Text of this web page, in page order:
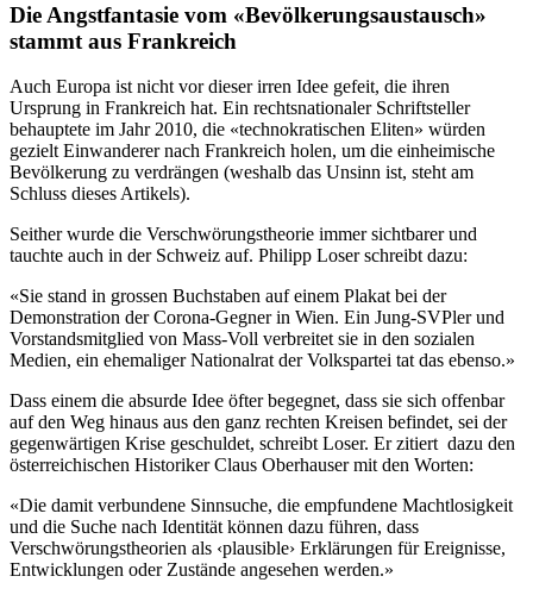
Die Angstfantasie vom «Bevölkerungsaustausch»
stammt aus Frankreich
Auch Europa ist nicht vor dieser irren Idee gefeit, die ihren
Ursprung in Frankreich hat. Ein rechtsnationaler Schriftsteller
behauptete im Jahr 2010, die «technokratischen Eliten» würden
gezielt Einwanderer nach Frankreich holen, um die einheimische
Bevölkerung zu verdrängen (weshalb das Unsinn ist, steht am
Schluss dieses Artikels).
Seither wurde die Verschwörungstheorie immer sichtbarer und
tauchte auch in der Schweiz auf. Philipp Loser schreibt dazu:
«Sie stand in grossen Buchstaben auf einem Plakat bei der
Demonstration der Corona-Gegner in Wien. Ein Jung-SVPler und
Vorstandsmitglied von Mass-Voll verbreitet sie in den sozialen
Medien, ein ehemaliger Nationalrat der Volkspartei tat das ebenso.»
Dass einem die absurde Idee öfter begegnet, dass sie sich offenbar
auf den Weg hinaus aus den ganz rechten Kreisen befindet, sei der
gegenwärtigen Krise geschuldet, schreibt Loser. Er zitiert dazu den
österreichischen Historiker Claus Oberhauser mit den Worten:
«Die damit verbundene Sinnsuche, die empfundene Machtlosigkeit
und die Suche nach Identität können dazu führen, dass
Verschwörungstheorien als ‹plausible› Erklärungen für Ereignisse,
Entwicklungen oder Zustände angesehen werden.»